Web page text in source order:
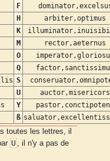
F
H
arbiter,optimus
K
M
rector,aeternus
O
Q
S
U
auctor,misericors
Y
ß
toutes les lettres, il
U , il n'y a pas de